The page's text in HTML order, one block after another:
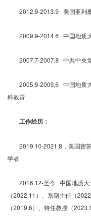
2012.9-2013.9 美国亚利
2009.9-2014.6 中国地质
2007.7-2007.8 中共中央
2005.9-2009.6 中国地质
科教育
工作经历：
2019.10-2021.8，美国密
学者
2016.12-至今 中国地质大
（2022.11）、系副主任（
（2019.6）、特任教授（